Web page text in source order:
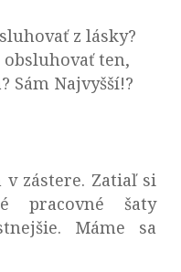
z lásky?
obsluhovať ten,
Sám Najvyšší!?
v zástere. Zatiaľ si
pracovné šaty
Máme sa